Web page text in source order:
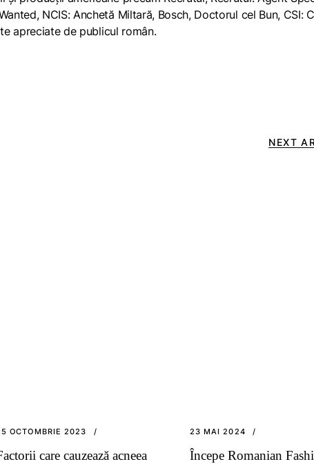
NCIS: Anchetă Miltară, Bosch, Doctorul cel Bun, CSI:
apreciate de publicul român.
NEXT
OCTOMBRIE 2023
care cauzează acneea
23 MAI 2024
Începe Romanian